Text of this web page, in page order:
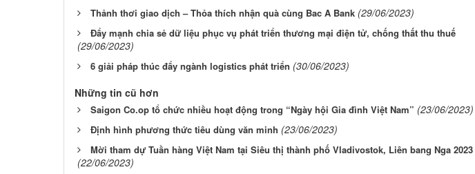
Thảnh thơi giao dịch – Thỏa thích nhận quà cùng Bac A Bank (29/06/2023)
Đẩy mạnh chia sẻ dữ liệu phục vụ phát triển thương mại điện tử, chống thất thu thuế
(29/06/2023)
6 giải pháp thúc đẩy ngành logistics phát triển (30/06/2023)
Những tin cũ hơn
Saigon Co.op tổ chức nhiều hoạt động trong “Ngày hội Gia đình Việt Nam” (23/06/2023)
Định hình phương thức tiêu dùng văn minh (23/06/2023)
Mời tham dự Tuần hàng Việt Nam tại Siêu thị thành phố Vladivostok, Liên bang Nga 2023
(22/06/2023)